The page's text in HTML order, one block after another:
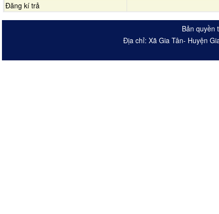
Đăng kí trả
Bản quyền
Địa chỉ: Xã Gia Tân- Huyện